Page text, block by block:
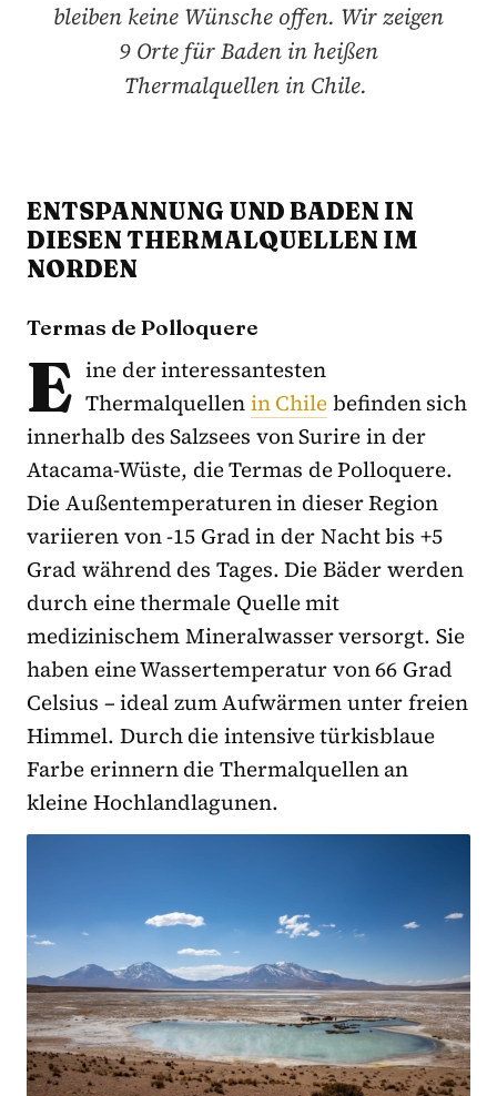
bleiben keine Wünsche offen. Wir zeigen
9 Orte für Baden in heißen
Thermalquellen in Chile.
ENTSPANNUNG UND BADEN IN
DIESEN THERMALQUELLEN IM
NORDEN
Termas de Polloquere
E ine der interessantesten
Thermalquellenin Chilebefinden sich
innerhalb des Salzsees von Surire in der
Atacama-Wüste, die Termas de Polloquere.
Die Außentemperaturen in dieser Region
variieren von -15 Grad in der Nacht bis +5
Grad während des Tages. Die Bäder werden
durch eine thermale Quelle mit
medizinischem Mineralwasser versorgt. Sie
haben eine Wassertemperatur von 66 Grad
Celsius – ideal zum Aufwärmen unter freien
Himmel. Durch die intensive türkisblaue
Farbe erinnern die Thermalquellen an
kleine Hochlandlagunen.